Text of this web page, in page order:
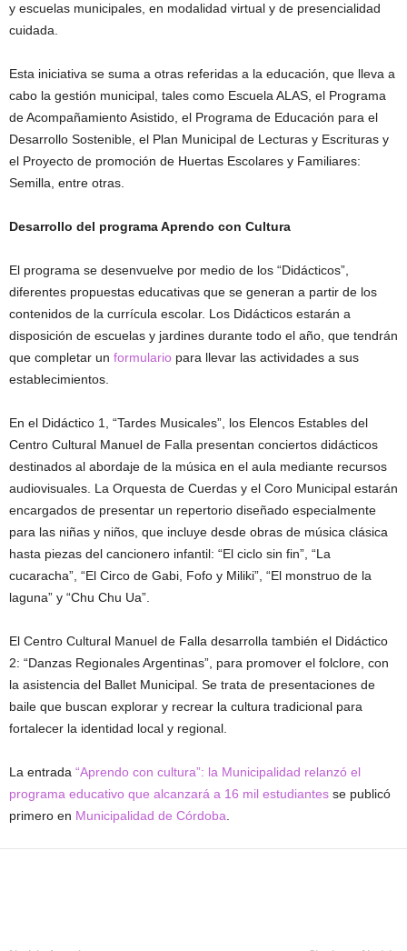
y escuelas municipales, en modalidad virtual y de presencialidad
cuidada.
Esta iniciativa se suma a otras referidas a la educación, que lleva a
cabo la gestión municipal, tales como Escuela ALAS, el Programa
de Acompañamiento Asistido, el Programa de Educación para el
Desarrollo Sostenible, el Plan Municipal de Lecturas y Escrituras y
el Proyecto de promoción de Huertas Escolares y Familiares:
Semilla, entre otras.
Desarrollo del programa Aprendo con Cultura
El programa se desenvuelve por medio de los “Didácticos”,
diferentes propuestas educativas que se generan a partir de los
contenidos de la currícula escolar. Los Didácticos estarán a
disposición de escuelas y jardines durante todo el año, que tendrán
que completar un formulario para llevar las actividades a sus
establecimientos.
En el Didáctico 1, “Tardes Musicales”, los Elencos Estables del
Centro Cultural Manuel de Falla presentan conciertos didácticos
destinados al abordaje de la música en el aula mediante recursos
audiovisuales. La Orquesta de Cuerdas y el Coro Municipal estarán
encargados de presentar un repertorio diseñado especialmente
para las niñas y niños, que incluye desde obras de música clásica
hasta piezas del cancionero infantil: “El ciclo sin fin”, “La
cucaracha”, “El Circo de Gabi, Fofo y Miliki”, “El monstruo de la
laguna” y “Chu Chu Ua”.
El Centro Cultural Manuel de Falla desarrolla también el Didáctico
2: “Danzas Regionales Argentinas”, para promover el folclore, con
la asistencia del Ballet Municipal. Se trata de presentaciones de
baile que buscan explorar y recrear la cultura tradicional para
fortalecer la identidad local y regional.
La entrada “Aprendo con cultura”: la Municipalidad relanzó el
programa educativo que alcanzará a 16 mil estudiantes se publicó
primero en Municipalidad de Córdoba